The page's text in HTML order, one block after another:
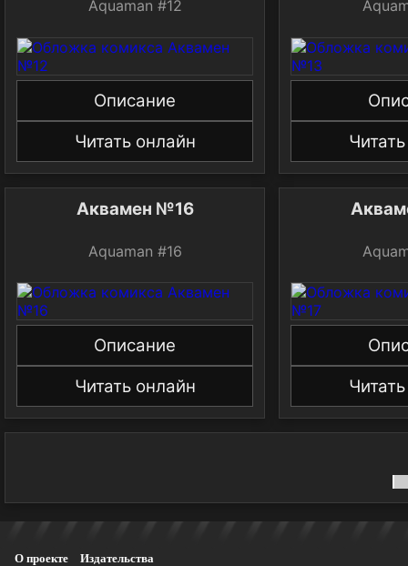
Aquaman #12
Описание
Читать онлайн
Аквамен №16
Aquaman #16
Описание
Читать онлайн
О проекте
Издательства